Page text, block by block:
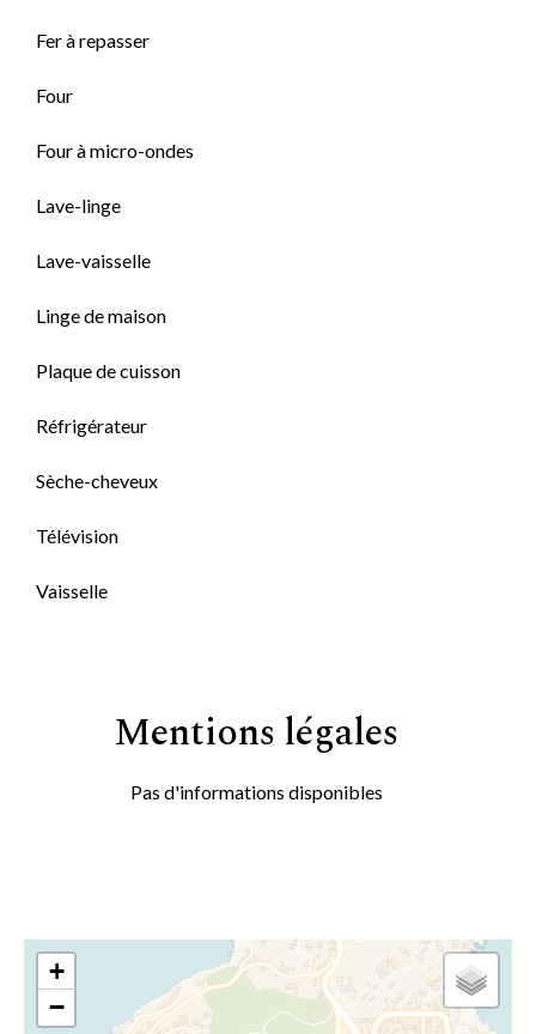
Fer à repasser
Four
Four à micro-ondes
Lave-linge
Lave-vaisselle
Linge de maison
Plaque de cuisson
Réfrigérateur
Sèche-cheveux
Télévision
Vaisselle
Mentions légales
Pas d'informations disponibles
+
−